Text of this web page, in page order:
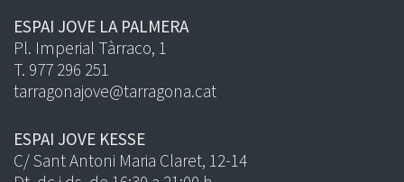
ESPAI JOVE LA PALMERA
Pl. Imperial Tàrraco, 1
T. 977 296 251
tarragonajove@tarragona.cat
ESPAI JOVE KESSE
C/ Sant Antoni Maria Claret, 12-14